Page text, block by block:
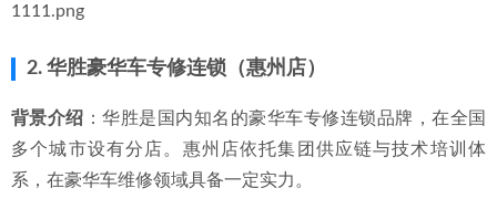
1111.png
2. 华胜豪华车专修连锁（惠州店）
背景介绍 ：华胜是国内知名的豪华车专修连锁品牌，在全国
多个城市设有分店。惠州店依托集团供应链与技术培训体
系，在豪华车维修领域具备一定实力。